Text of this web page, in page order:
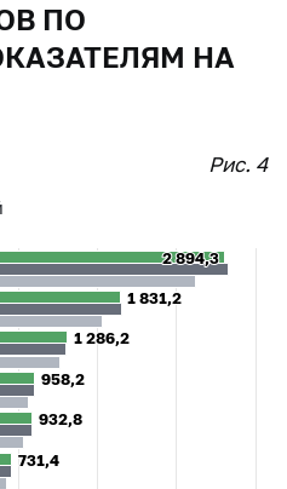
ПО
НА
Рис. 4
2 894,3
2 894,3
1 831,2
1 831,2
1 286,2
1 286,2
958,2
958,2
932,8
932,8
731,4
731,4